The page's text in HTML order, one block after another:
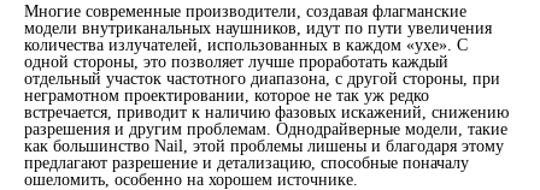
Многие современные производители, создавая флагманские
модели внутриканальных наушников, идут по пути увеличения
количества излучателей, использованных в каждом «ухе». С
одной стороны, это позволяет лучше проработать каждый
отдельный участок частотного диапазона, с другой стороны, при
неграмотном проектировании, которое не так уж редко
встречается, приводит к наличию фазовых искажений, снижению
разрешения и другим проблемам. Однодрайверные модели, такие
как большинство Nail, этой проблемы лишены и благодаря этому
предлагают разрешение и детализацию, способные поначалу
ошеломить, особенно на хорошем источнике.